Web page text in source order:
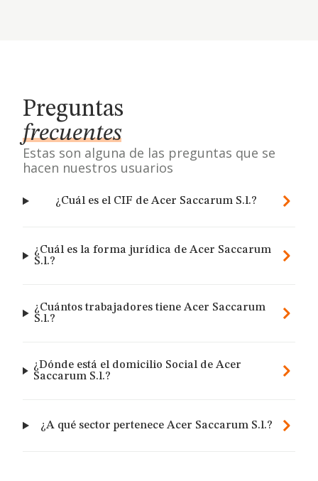
Preguntas
frecuentes
Estas son alguna de las preguntas que se
hacen nuestros usuarios
¿Cuál es el CIF de Acer Saccarum S.l.?
¿Cuál es la forma jurídica de Acer Saccarum
S.l.?
¿Cuántos trabajadores tiene Acer Saccarum
S.l.?
¿Dónde está el domicilio Social de Acer
Saccarum S.l.?
¿A qué sector pertenece Acer Saccarum S.l.?